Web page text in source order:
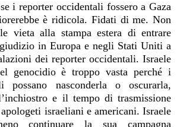
i reporter occidentali fossero a Gaza
è ridicola. Fidati di me. Non
vieta alla stampa estera di entrare
in Europa e negli Stati Uniti a
dei reporter occidentali. Israele
genocidio è troppo vasta perché i
possano nasconderla o oscurarla,
e il tempo di trasmissione
israeliani e americani. Israele
continuare la sua campagna